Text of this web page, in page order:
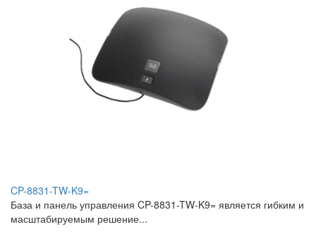
CP-8831-TW-K9=
База и панель управления CP-8831-TW-K9= является гибким и
масштабируемым решение...